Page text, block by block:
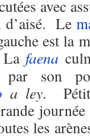
avec
d’aisé. Le
est la
faena
par son
a ley.
les